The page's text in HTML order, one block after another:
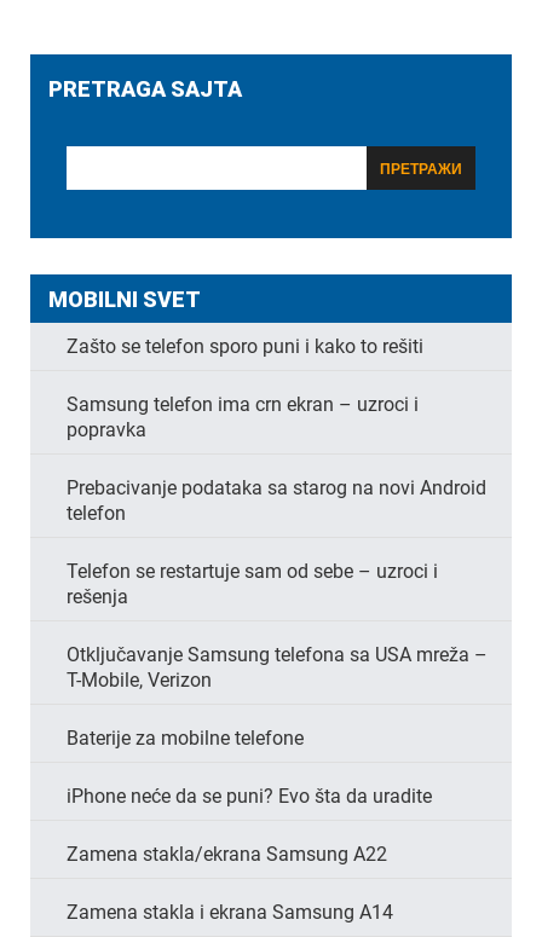
PRETRAGA SAJTA
MOBILNI SVET
Zašto se telefon sporo puni i kako to rešiti
Samsung telefon ima crn ekran – uzroci i
popravka
Prebacivanje podataka sa starog na novi Android
telefon
Telefon se restartuje sam od sebe – uzroci i
rešenja
Otključavanje Samsung telefona sa USA mreža –
T-Mobile, Verizon
Baterije za mobilne telefone
iPhone neće da se puni? Evo šta da uradite
Zamena stakla/ekrana Samsung A22
Zamena stakla i ekrana Samsung A14